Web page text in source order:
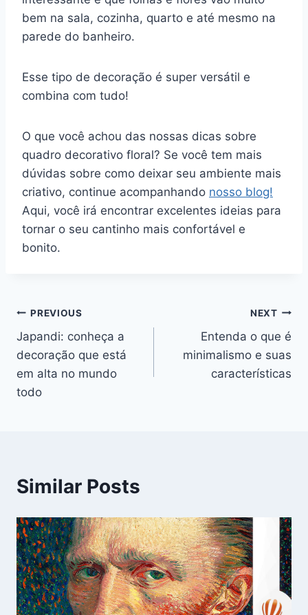
bem na sala, cozinha, quarto e até mesmo na
parede do banheiro.
Esse tipo de decoração é super versátil e
combina com tudo!
O que você achou das nossas dicas sobre
quadro decorativo floral? Se você tem mais
dúvidas sobre como deixar seu ambiente mais
criativo, continue acompanhando nosso blog!
Aqui, você irá encontrar excelentes ideias para
tornar o seu cantinho mais confortável e
bonito.
Navegação
de
Post
PREVIOUS
Japandi: conheça a
decoração que está
em alta no mundo
todo
NEXT
Entenda o que é
minimalismo e suas
características
Similar Posts